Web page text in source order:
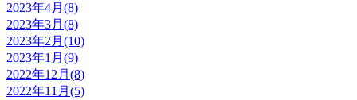
2023年4月(8)
2023年3月(8)
2023年2月(10)
2023年1月(9)
2022年12月(8)
2022年11月(5)